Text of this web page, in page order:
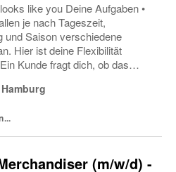
like you Deine Aufgaben •
je nach Tageszeit,
und Saison verschiedene
Hier ist deine Flexibilität
Kunde fragt dich, ob das
ist oder welcher Gürtel gut
Hamburg
(m/w/d) -